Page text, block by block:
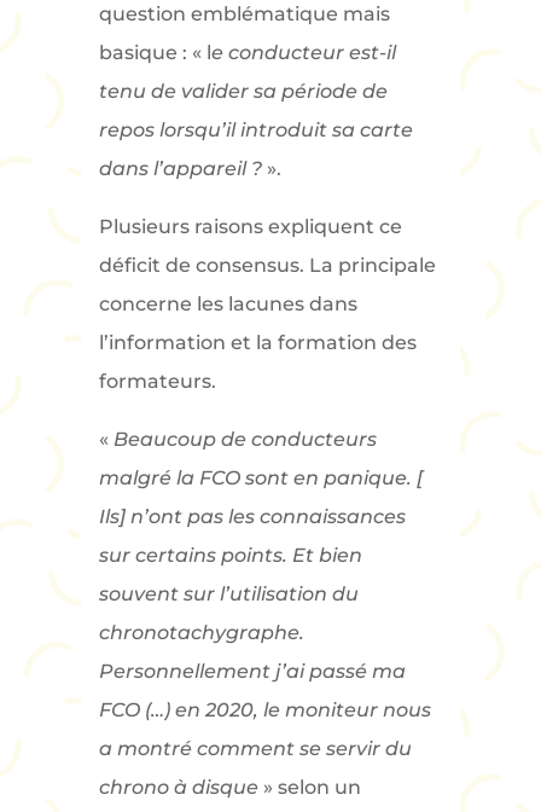
question emblématique mais
basique : « le conducteur est-il
tenu de valider sa période de
repos lorsqu’il introduit sa carte
dans l’appareil ? ».
Plusieurs raisons expliquent ce
déficit de consensus. La principale
concerne les lacunes dans
l’information et la formation des
formateurs.
« Beaucoup de conducteurs
malgré la FCO sont en panique. [
Ils] n’ont pas les connaissances
sur certains points. Et bien
souvent sur l’utilisation du
chronotachygraphe.
Personnellement j’ai passé ma
FCO (…) en 2020, le moniteur nous
a montré comment se servir du
chrono à disque » selon un